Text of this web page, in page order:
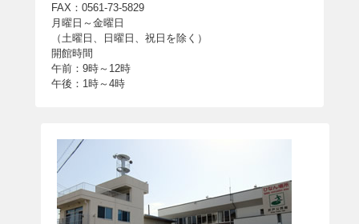
FAX：0561-73-5829
月曜日～金曜日
（土曜日、日曜日、祝日を除く）
開館時間
午前：9時～12時
午後：1時～4時